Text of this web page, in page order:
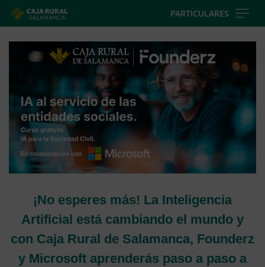
contentt
PARTICULARES
contenido,
espere...
¡No esperes más! La Inteligencia
Artificial está cambiando el mundo y
con Caja Rural de Salamanca, Founderz
y Microsoft aprenderás paso a paso a